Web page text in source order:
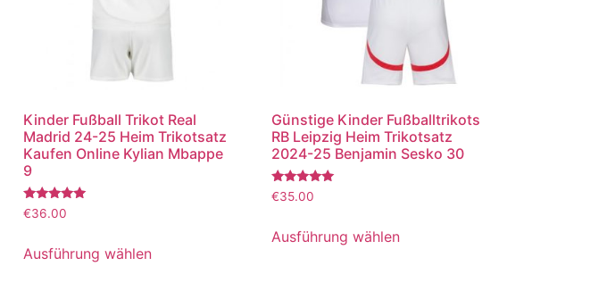
Kinder Fußball Trikot Real
Madrid 24-25 Heim Trikotsatz
Kaufen Online Kylian Mbappe
9
Bewertet
mit
von 5
€36.00
Ausführung wählen
Günstige Kinder Fußballtrikots
RB Leipzig Heim Trikotsatz
2024-25 Benjamin Sesko 30
Bewertet
mit
von 5
€35.00
Ausführung wählen